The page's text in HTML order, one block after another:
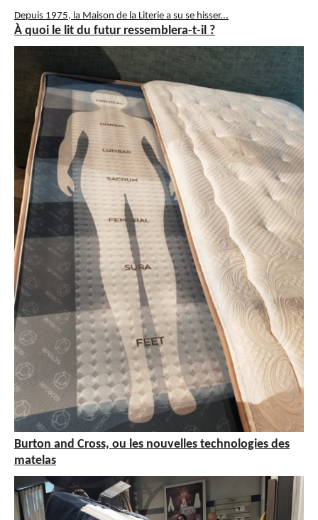
Depuis 1975, la Maison de la Literie a su se hisser...
À quoi le lit du futur ressemblera-t-il ?
Burton and Cross, ou les nouvelles technologies des
matelas